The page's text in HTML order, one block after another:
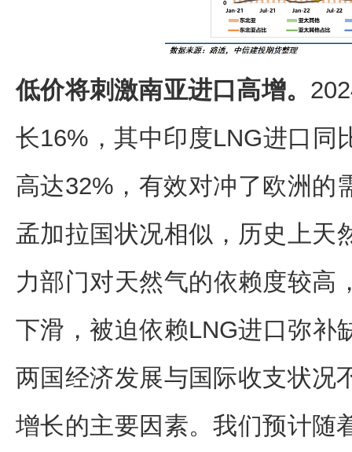
低价将刺激南亚进口高增。
长16%，其中印度LNG进口同
高达32%，有效对冲了欧洲的
孟加拉国状况相似，历史上天
力部门对天然气的依赖度较高
下滑，被迫依赖LNG进口弥补
两国经济发展与国际收支状况
增长的主要因素。我们预计随